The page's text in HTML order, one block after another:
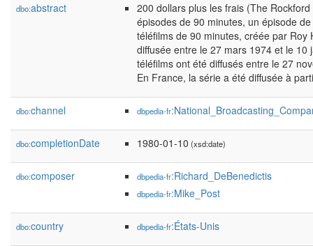
dbo:abstract
200 dollars plus les frais (The
épisodes de 90 minutes, un épisode
téléfilms de 90 minutes, créée par
diffusée entre le 27 mars 1974 et le
téléfilms ont été diffusés entre le 27
En France, la série a été diffusée à
dbo:channel dbpedia-fr
dbo:completionDate 1980-01-10 (xsd:date)
dbo:composer dbpedia-fr:Richard_DeBenedictis
dbpedia-fr:Mike_Post
dbo:country dbpedia-fr:États-Unis